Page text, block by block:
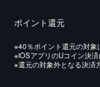
ポイント還元
※40％ポイント還元の対象
※iOSアプリのUコイン決
※還元の対象外となる決済